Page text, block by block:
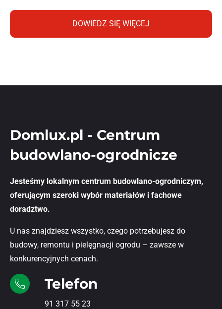
DOWIEDZ SIĘ WIĘCEJ
Domlux.pl - Centrum
budowlano-ogrodnicze
Jesteśmy lokalnym centrum budowlano-ogrodniczym,
oferującym szeroki wybór materiałów i fachowe
doradztwo.
U nas znajdziesz wszystko, czego potrzebujesz do
budowy, remontu i pielęgnacji ogrodu – zawsze w
konkurencyjnych cenach.
Telefon
91 317 55 23